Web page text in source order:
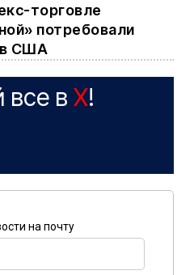
торговле
потребовали
в США
все в X!